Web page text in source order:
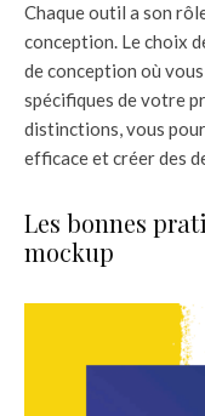
Chaque outil a son
conception. Le choix
de conception où
spécifiques de votre
distinctions, vous
efficace et créer des
Les bonnes
mockup